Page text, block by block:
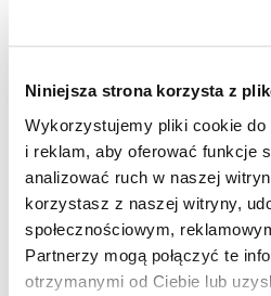
Niniejsza strona korzysta z
Wykorzystujemy pliki cookie
i reklam, aby oferować funkcje
analizować ruch w naszej
korzystasz z naszej witryny,
społecznościowym,
Partnerzy mogą połączyć te
otrzymanymi od Ciebie lub